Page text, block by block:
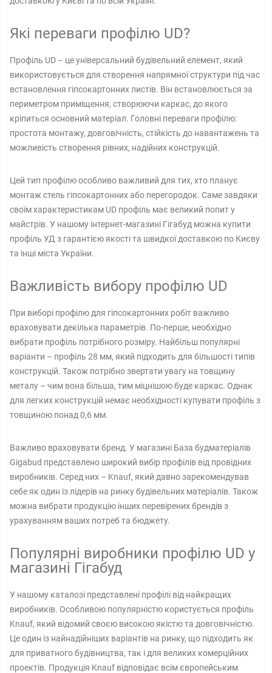
Які переваги профілю UD?
Профіль UD – це універсальний будівельний елемент, який
використовується для створення напрямної структури під час
встановлення гіпсокартонних листів. Він встановлюється за
периметром приміщення, створюючи каркас, до якого
кріпиться основний матеріал. Головні переваги профілю:
простота монтажу, довговічність, стійкість до навантажень та
можливість створення рівних, надійних конструкцій.
Цей тип профілю особливо важливий для тих, хто планує
монтаж стель гіпсокартонних або перегородок. Саме завдяки
своїм характеристикам UD профіль має великий попит у
майстрів. У нашому інтернет-магазині Гігабуд можна купити
профіль УД з гарантією якості та швидкої доставкою по Києву
та інші міста України.
Важливість вибору профілю UD
При виборі профілю для гіпсокартонних робіт важливо
враховувати декілька параметрів. По-перше, необхідно
вибрати профіль потрібного розміру. Найбільш популярні
варіанти – профіль 28 мм, який підходить для більшості типів
конструкцій. Також потрібно звертати увагу на товщину
металу – чим вона більша, тим міцнішою буде каркас. Однак
для легких конструкцій немає необхідності купувати профіль з
товщиною понад 0,6 мм.
Важливо враховувати бренд. У магазині База будматеріалів
Gigabud представлено широкий вибір профілів від провідних
виробників. Серед них – Knauf, який давно зарекомендував
себе як один із лідерів на ринку будівельних матеріалів. Також
можна вибрати продукцію інших перевірених брендів з
урахуванням ваших потреб та бюджету.
Популярні виробники профілю UD у
магазині Гігабуд
У нашому каталозі представлені профілі від найкращих
виробників. Особливою популярністю користується профіль
Knauf, який відомий своєю високою якістю та довговічністю.
Це один із найнадійніших варіантів на ринку, що підходить як
для приватного будівництва, так і для великих комерційних
проектів. Продукція Knauf відповідає всім європейським